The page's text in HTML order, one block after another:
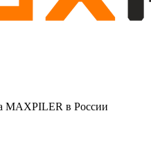
MAXPILER в России